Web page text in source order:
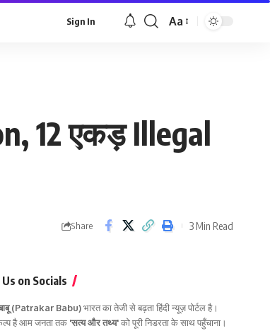
Sign In
Font
Aa
12 एकड़ Illegal
Share 3 Min Read
on Socials
(Patrakar Babu)भारत का तेजी से बढ़ता हिंदी न्यूज़ पोर्टल है।
है आम जनता तक 'सत्य और तथ्य'को पूरी निडरता के साथ पहुँचाना।